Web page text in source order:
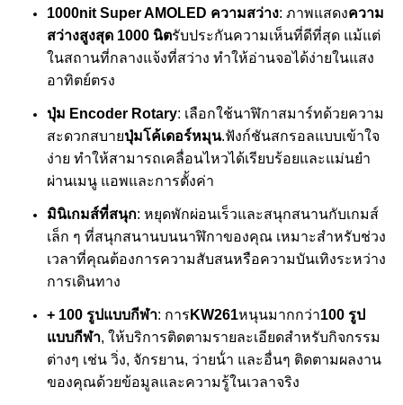
1000nit Super AMOLED ความสว่าง: ภาพแสดงความ
สว่างสูงสุด 1000 นิตรับประกันความเห็นที่ดีที่สุด แม้แต่
ในสถานที่กลางแจ้งที่สว่าง ทําให้อ่านจอได้ง่ายในแสง
อาทิตย์ตรง
ปุ่ม Encoder Rotary: เลือกใช้นาฬิกาสมาร์ทด้วยความ
สะดวกสบายปุ่มโค้เดอร์หมุน.ฟังก์ชันสกรอลแบบเข้าใจ
ง่าย ทําให้สามารถเคลื่อนไหวได้เรียบร้อยและแม่นยํา
ผ่านเมนู แอพและการตั้งค่า
มินิเกมส์ที่สนุก: หยุดพักผ่อนเร็วและสนุกสนานกับเกมส์
เล็ก ๆ ที่สนุกสนานบนนาฬิกาของคุณ เหมาะสําหรับช่วง
เวลาที่คุณต้องการความสับสนหรือความบันเทิงระหว่าง
การเดินทาง
+ 100 รูปแบบกีฬา: การ KW261หนุนมากกว่า100 รูป
แบบกีฬา, ให้บริการติดตามรายละเอียดสําหรับกิจกรรม
ต่างๆ เช่น วิ่ง, จักรยาน, ว่ายน้ํา และอื่นๆ ติดตามผลงาน
ของคุณด้วยข้อมูลและความรู้ในเวลาจริง